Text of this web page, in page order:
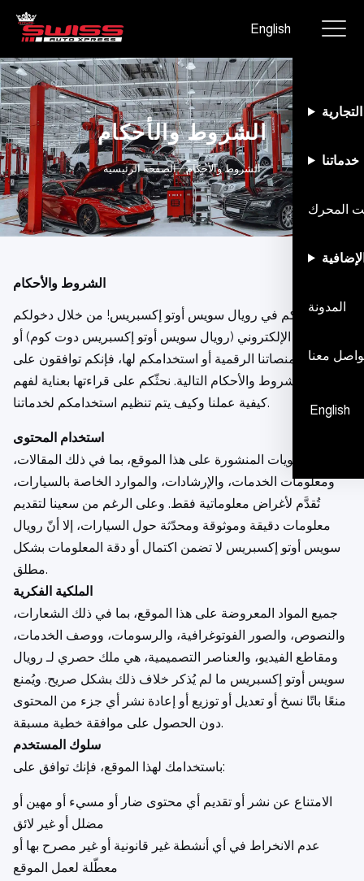
English
خدماتنا
المحرك
المدونة
معنا
English
الشروط والأحكام
الصفحة الرئيسية/الشروط والأحكام
الشروط والأحكام
مرحبًا بكم في رويال سويس أوتو إكسبريس! من خلال دخولكم
إلى موقعنا الإلكتروني (رويال سويس أوتو إكسبريس دوت كوم) أو
أي من منصاتنا الرقمية أو استخدامكم لها، فإنكم توافقون على
الالتزام بالشروط والأحكام التالية. نحثّكم على قراءتها بعناية لفهم
كيفية عملنا وكيف يتم تنظيم استخدامكم لخدماتنا.
استخدام المحتوى
المحتويات المنشورة على هذا الموقع، بما في ذلك المقالات،
ومعلومات الخدمات، والإرشادات، والموارد الخاصة بالسيارات،
تُقدَّم لأغراض معلوماتية فقط. وعلى الرغم من سعينا لتقديم
معلومات دقيقة وموثوقة ومحدّثة حول السيارات، إلا أنّ رويال
سويس أوتو إكسبريس لا تضمن اكتمال أو دقة المعلومات بشكل
مطلق.
الملكية الفكرية
جميع المواد المعروضة على هذا الموقع، بما في ذلك الشعارات،
والنصوص، والصور الفوتوغرافية، والرسومات، ووصف الخدمات،
ومقاطع الفيديو، والعناصر التصميمية، هي ملك حصري لـ رويال
سويس أوتو إكسبريس ما لم يُذكر خلاف ذلك بشكل صريح. ويُمنع
منعًا باتًا نسخ أو تعديل أو توزيع أو إعادة نشر أي جزء من المحتوى
دون الحصول على موافقة خطية مسبقة.
سلوك المستخدم
باستخدامك لهذا الموقع، فإنك توافق على:
الامتناع عن نشر أو تقديم أي محتوى ضار أو مسيء أو مهين أو
مضلل أو غير لائق
عدم الانخراط في أي أنشطة غير قانونية أو غير مصرح بها أو
معطّلة لعمل الموقع